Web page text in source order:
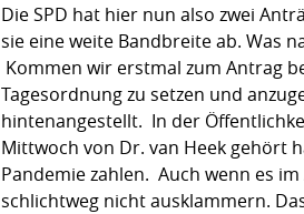
Die SPD hat hier nun also zwei
sie eine weite Bandbreite ab. Was
Kommen wir erstmal zum Antrag
Tagesordnung zu setzen und
hintenangestellt. In der
Mittwoch von Dr. van Heek gehört
Pandemie zahlen. Auch wenn es
schlichtweg nicht ausklammern.